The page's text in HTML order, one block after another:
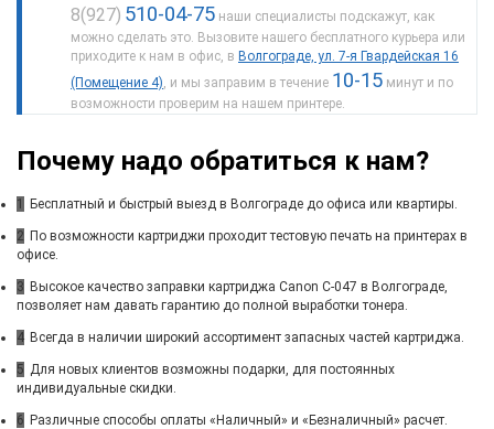
8(927) 510-04-75 наши специалисты подскажут, как
можно сделать это. Вызовите нашего бесплатного курьера или
приходите к нам в офис, в Волгограде, ул. 7-я Гвардейская 16
(Помещение 4) , и мы заправим в течение 10-15 минут и по
возможности проверим на нашем принтере.
Почему надо обратиться к нам?
1 Бесплатный и быстрый выезд в Волгограде до офиса или квартиры.
2 По возможности картриджи проходит тестовую печать на принтерах в
офисе.
3 Высокое качество заправки картриджа Canon C-047 в Волгограде,
позволяет нам давать гарантию до полной выработки тонера.
4 Всегда в наличии широкий ассортимент запасных частей картриджа.
5 Для новых клиентов возможны подарки, для постоянных
индивидуальные скидки.
6 Различные способы оплаты «Наличный» и «Безналичный» расчет.